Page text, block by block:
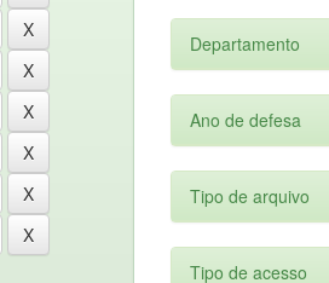
Departamento
Ano de defesa
Tipo de arquivo
Tipo de acesso